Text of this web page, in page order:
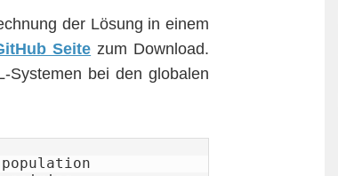
der Lösung in einem
Seite zum Download.
Systemen bei den globalen